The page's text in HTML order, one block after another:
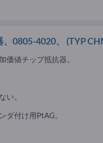
0805-4020、 (TYP
価値チップ抵抗器。
い。
ダ付け用PtAG。